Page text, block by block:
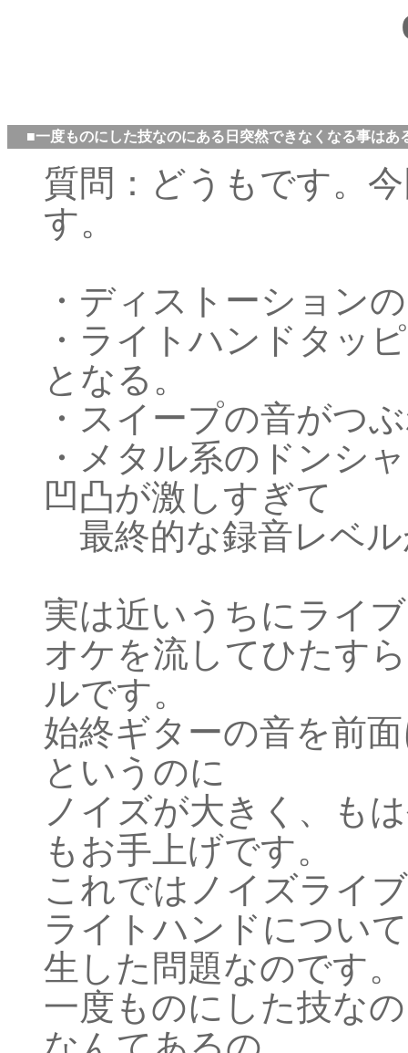
■一度ものにした技なのにある日突然できなくなる事はあ
質問：どうもです。
す。
・ディストーション
・ライトハンドタッ
となる。
・スイープの音がつ
・メタル系のドンシ
凹凸が激しすぎて
最終的な録音レベ
実は近いうちにライ
オケを流してひたす
ルです。
始終ギターの音を前
というのに
ノイズが大きく、も
もお手上げです。
これではノイズライ
ライトハンドについ
生した問題なのです。
一度ものにした技な